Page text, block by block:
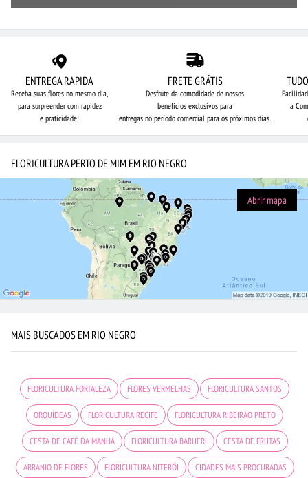
ENTREGA RAPIDA
Receba suas flores no mesmo dia,
para surpreender com rapidez
e praticidade!
FRETE GRÁTIS
Desfrute da comodidade de nossos
benefícios exclusivos para
entregas no período comercial para os próximos dias.
a
FLORICULTURA PERTO DE MIM EM RIO NEGRO
Abrir mapa
MAIS BUSCADOS EM RIO NEGRO
FLORICULTURA FORTALEZA FLORES VERMELHAS FLORICULTURA SANTOS
ORQUÍDEAS FLORICULTURA RECIFE FLORICULTURA RIBEIRÃO PRETO
CESTA DE CAFÉ DA MANHÃ FLORICULTURA BARUERI CESTA DE FRUTAS
ARRANJO DE FLORES FLORICULTURA NITERÓI CIDADES MAIS PROCURADAS